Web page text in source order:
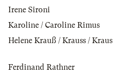
Irene Sironi
Karoline / Caroline Rimus
Helene Krauß / Krauss / Kraus
Ferdinand Rathner